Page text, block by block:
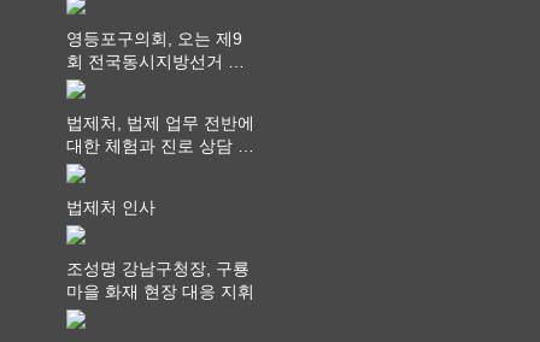
영등포구의회, 오는 제9
회 전국동시지방선거 ‧
"공직사회는 어느 때보다
를 지켜야 할 것"
법제처, 법제 업무 전반에
대한 체험과 진로 상담 기
회 제공
법제처 인사
조성명 강남구청장, 구룡
마을 화재 현장 대응 지휘